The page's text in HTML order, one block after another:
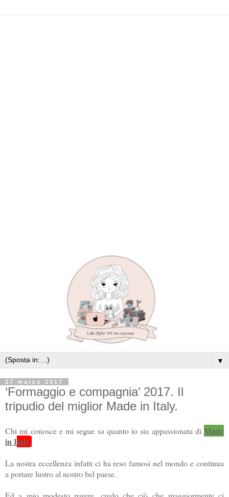
▼
27 marzo 2017
‘Formaggio e compagnia’ 2017. Il
tripudio del miglior Made in Italy.
Chi mi conosce e mi segue sa quanto io sia appassionata di Made
in Italy.
La nostra eccellenza infatti ci ha reso famosi nel mondo e continua
a portare lustro al nostro bel paese.